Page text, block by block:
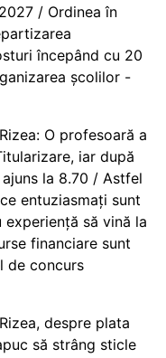
/ Ordinea în
începând cu 20
școlilor -
O profesoară a
iar după
la 8.70 / Astfel
entuziasmați sunt
să vină la
financiare sunt
de concurs
despre plata
să strâng sticle